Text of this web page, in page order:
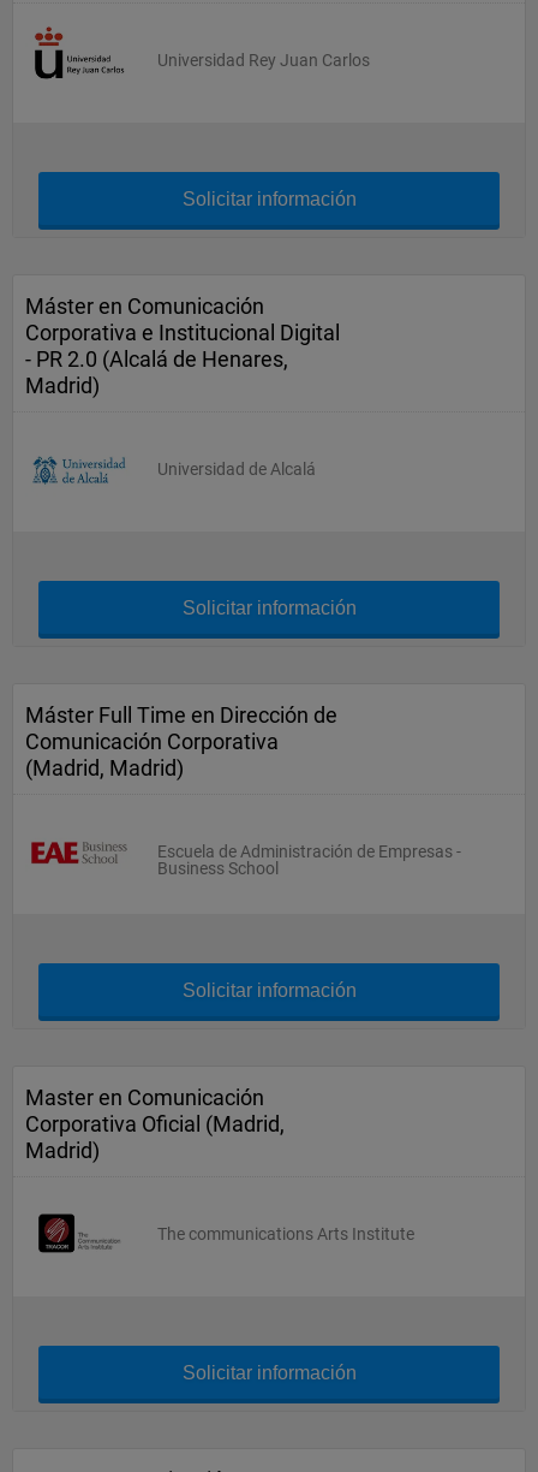
Universidad Rey Juan Carlos
Solicitar información
Máster en Comunicación
Corporativa e Institucional Digital
- PR 2.0 (Alcalá de Henares,
Madrid)
Universidad de Alcalá
Solicitar información
Máster Full Time en Dirección de
Comunicación Corporativa
(Madrid, Madrid)
Escuela de Administración de Empresas -
Business School
Solicitar información
Master en Comunicación
Corporativa Oficial (Madrid,
Madrid)
The communications Arts Institute
Solicitar información